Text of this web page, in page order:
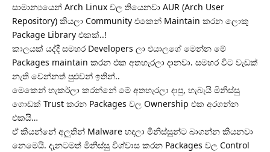
සාමාන්‍යයෙන් Arch Linux වල තියෙනවා AUR (Arch User
Repository) කියලා Community එකෙන් Maintain කරන ලොකු
Package Library එකක්..!
කාලයක් යද්දී සමහර Developers ලා එයාලගේ මෙන්න මේ
Packages maintain කරන එක අතහැරලා දානවා. සමහර විට වැඩක්
නැති වෙන්නත් පුළුවන් ඉතින්..
මෙකෙන් හැකර්ලා කරන්නේ මේ අතහැරලා දාපු, හැබැයි මිනිස්සු
ගොඩක් Trust කරන Packages වල Ownership එක අරගන්න
එකයි…
ඒ කියන්නේ අලුතින් Malware හදලා මිනිස්සුන්ට බාගන්න කියනවා
නෙමෙයි. දැනටමත් මිනිස්සු විශ්වාස කරන Packages වල Control